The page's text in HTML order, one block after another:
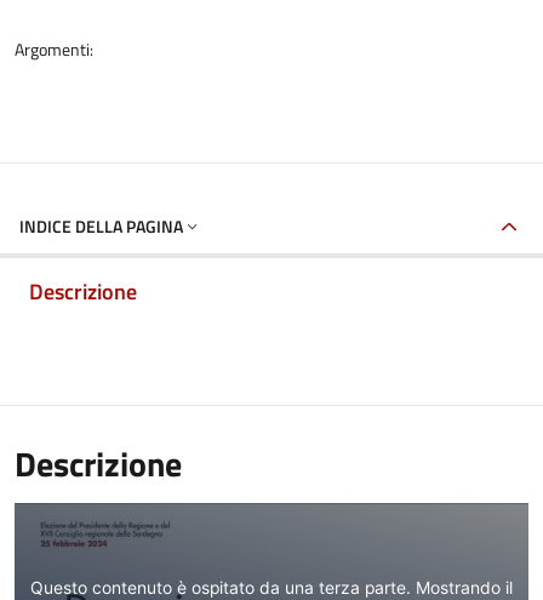
Argomenti:
INDICE DELLA PAGINA
Descrizione
Descrizione
Questo contenuto è ospitato da una terza parte. Mostrando il